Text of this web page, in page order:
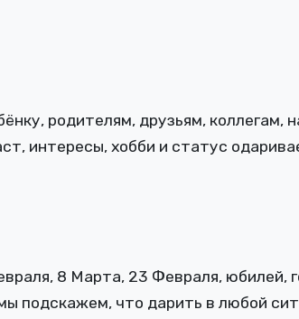
родителям, друзьям, коллегам,
интересы, хобби и статус
8 Марта, 23 Февраля, юбилей,
подскажем, что дарить в любой